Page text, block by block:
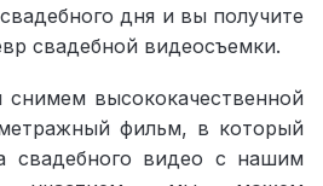
дня и вы получите
свадебной видеосъемки.
высококачественной
фильм, в который
свадебного видео с нашим